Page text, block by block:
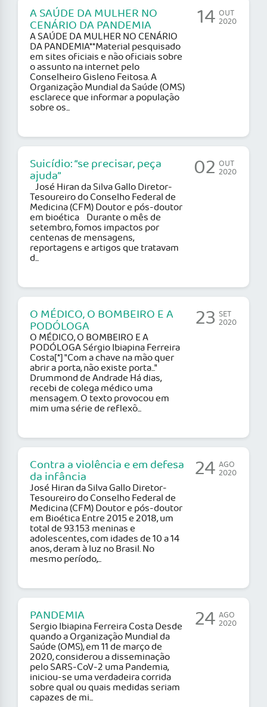
A SAÚDE DA MULHER NO
CENÁRIO DA PANDEMIA
A SAÚDE DA MULHER NO CENÁRIO
DA PANDEMIA**Material pesquisado
em sites oficiais e não oficiais sobre
o assunto na internet pelo
Conselheiro Gisleno Feitosa. ​A
Organização Mundial da Saúde (OMS)
esclarece que informar a população
sobre os...
14 OUT
2020
Suicídio: “se precisar, peça
ajuda”
José Hiran da Silva Gallo Diretor-
Tesoureiro do Conselho Federal de
Medicina (CFM) Doutor e pós-doutor
em bioética Durante o mês de
setembro, fomos impactos por
centenas de mensagens,
reportagens e artigos que tratavam
d...
02 OUT
2020
O MÉDICO, O BOMBEIRO E A
PODÓLOGA
O MÉDICO, O BOMBEIRO E A
PODÓLOGA Sérgio Ibiapina Ferreira
Costa[*] "Com a chave na mão quer
abrir a porta, não existe porta..."
Drummond de Andrade Há dias,
recebi de colega médico uma
mensagem. O texto provocou em
mim uma série de reflexõ...
23 SET
2020
Contra a violência e em defesa
da infância
José Hiran da Silva Gallo Diretor-
Tesoureiro do Conselho Federal de
Medicina (CFM) Doutor e pós-doutor
em Bioética Entre 2015 e 2018, um
total de 93.153 meninas e
adolescentes, com idades de 10 a 14
anos, deram à luz no Brasil. No
mesmo período,...
24 AGO
2020
PANDEMIA
Sergio Ibiapina Ferreira Costa Desde
quando a Organização Mundial da
Saúde (OMS), em 11 de março de
2020, considerou a disseminação
pelo SARS-CoV-2 uma Pandemia,
iniciou-se uma verdadeira corrida
sobre qual ou quais medidas seriam
capazes de mi...
24 AGO
2020